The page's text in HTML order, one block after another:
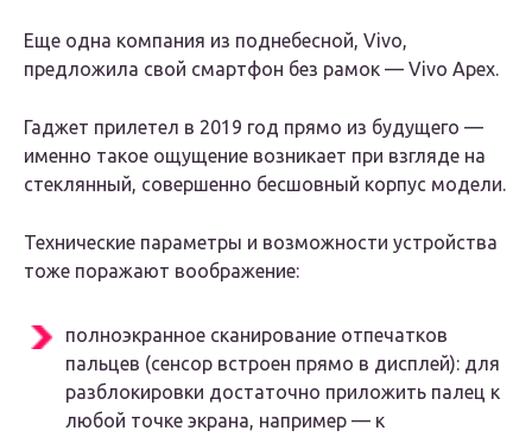
Еще одна компания из поднебесной, Vivo,
предложила свой смартфон без рамок — Vivo Apex.
Гаджет прилетел в 2019 год прямо из будущего —
именно такое ощущение возникает при взгляде на
стеклянный, совершенно бесшовный корпус модели.
Технические параметры и возможности устройства
тоже поражают воображение:
полноэкранное сканирование отпечатков
пальцев (сенсор встроен прямо в дисплей): для
разблокировки достаточно приложить палец к
любой точке экрана, например — к